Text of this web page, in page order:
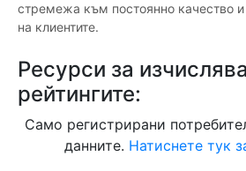
стремежа към постоянно качество
на клиентите.
Ресурси за
рейтингите:
Само регистрирани
данните. Натиснете тук